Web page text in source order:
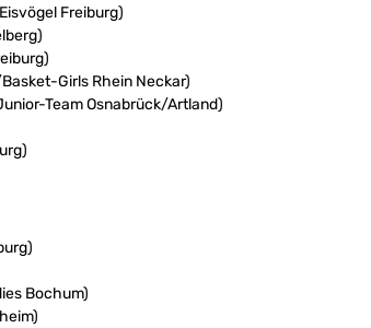
Freiburg)
Girls Rhein Neckar)
Team Osnabrück/Artland)
Bochum)